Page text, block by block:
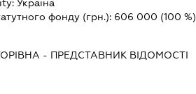
Україна
фонду (грн.): 606 000 (100 %)
- ПРЕДСТАВНИК ВІДОМОСТІ